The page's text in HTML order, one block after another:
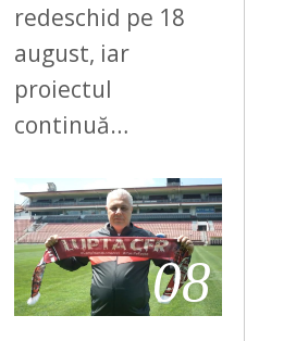
redeschid pe 18
august, iar
proiectul
continuă…
08